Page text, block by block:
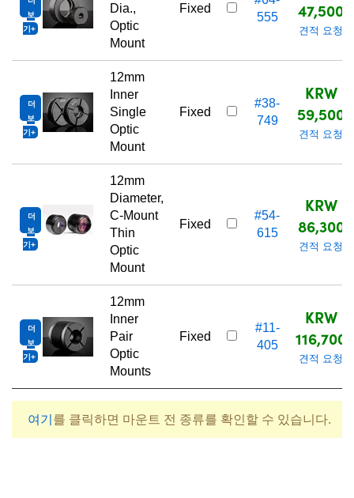
보
기
Dia.,
Optic
Mount
Fixed
555
47,500
견적 요청
더
보
기
12mm
Inner
Single
Optic
Mount
Fixed
#38-
749
KRW
59,500
견적 요청
더
보
기
12mm
Diameter,
C-Mount
Thin
Optic
Mount
Fixed
#54-
615
KRW
86,300
견적 요청
더
보
기
12mm
Inner
Pair
Optic
Mounts
Fixed
#11-
405
KRW
116,700
견적 요청
여기 를 클릭하면 마운트 전 종류를 확인할 수 있습니다.